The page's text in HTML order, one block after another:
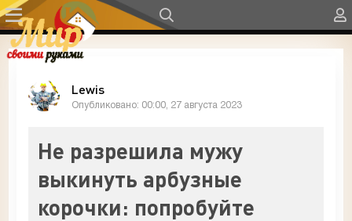
Lewis
Опубликовано: 00:00, 27 августа 2023
Не разрешила мужу
выкинуть арбузные
корочки: попробуйте